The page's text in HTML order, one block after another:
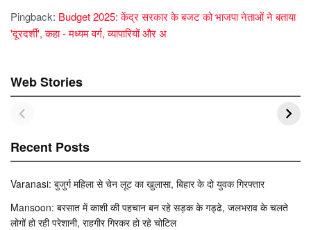
Pingback: Budget 2025: केंद्र सरकार के बजट को भाजपा नेताओं ने बताया
'दूरदर्शी', कहा - मध्यम वर्ग, व्यापारियों और अ
Web Stories
Recent Posts
Varanasi: बुजुर्ग महिला से चेन लूट का खुलासा, बिहार के दो युवक गिरफ्तार
Mansoon: बरसात में काशी की पहचान बन रहे सड़क के गड्ढे, जलभराव के चलते
लोगों हो रही परेशानी, राहगीर गिरकर हो रहे चोटिल